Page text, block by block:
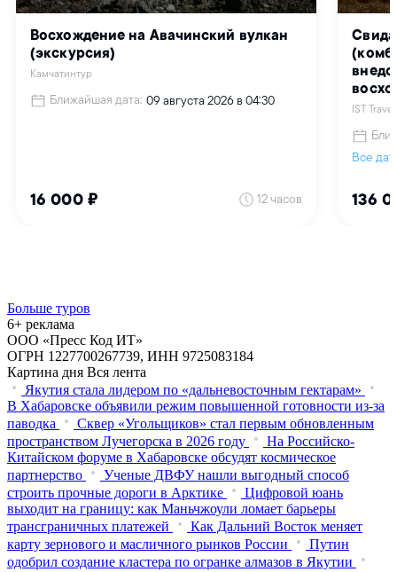
Больше туров
6+ реклама
ООО «Пресс Код ИТ»
ОГРН 1227700267739, ИНН 9725083184
Картина дня Вся лента
Якутия стала лидером по «дальневосточным гектарам»
В Хабаровске объявили режим повышенной готовности из‑за
паводка
Сквер «Угольщиков» стал первым обновленным
пространством Лучегорска в 2026 году
На Российско-
Китайском форуме в Хабаровске обсудят космическое
партнерство
Ученые ДВФУ нашли выгодный способ
строить прочные дороги в Арктике
Цифровой юань
выходит на границу: как Маньчжоули ломает барьеры
трансграничных платежей
Как Дальний Восток меняет
карту зернового и масличного рынков России
Путин
одобрил создание кластера по огранке алмазов в Якутии